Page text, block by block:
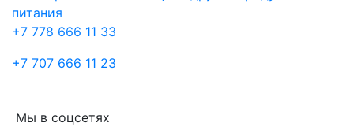
+7 778 666 11 33
+7 707 666 11 23
Мы в соцсетях